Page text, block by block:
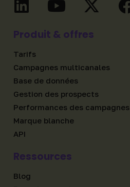
Produit & offres
Tarifs
Campagnes multicanales
Base de données
Gestion des prospects
Performances des campagnes
Marque blanche
API
Ressources
Blog